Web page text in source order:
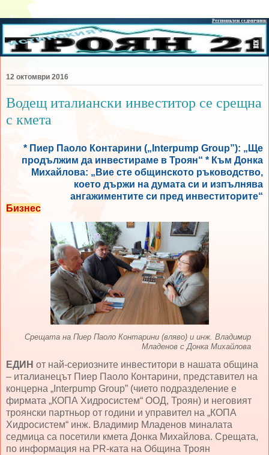
12 октомври 2016
Водещ италиански инвеститор се срещна
с кмета
* Пиер Паоло Контарини („Interpump Group”): „Ще
продължим да инвестираме в Троян“ * Към Донка
Михайлова: „Вие сте общинското ръководство,
което държи на думата си и изпълнява
ангажиментите си пред инвеститорите“
Бизнес
Срещата на Пиер Паоло Контарини (вляво) и инж. Владимир
Младенов с Донка Михайлова
ЕДИН от най-сериозните инвеститори в нашата община
– италианецът Пиер Паоло Контарини, представител на
концерна „Interpump Group” (чието подразделение е
фирмата „КОПА Хидросистем“ ООД, Троян) и неговият
троянски партньор от години и управител на „КОПА
Хидросистем“ инж. Владимир Младенов миналата
седмица са посетили кмета Донка Михайлова. Срещата,
по информация на PR-ката на Община Троян